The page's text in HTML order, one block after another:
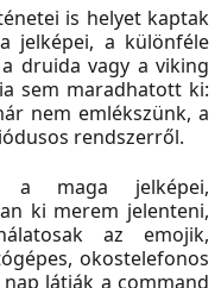
is helyet kaptak
jelképei, a különféle
druida vagy a viking
sem maradhatott ki:
nem emlékszünk, a
rendszerről.
a maga jelképei,
ki merem jelenteni,
az emojik,
okostelefonos
látják a command